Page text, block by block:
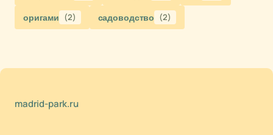
оригами (2) садоводство (2)
madrid-park.ru